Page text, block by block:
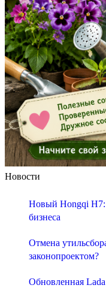
Новости
Новый Hongqi H7:
бизнеса
Отмена
законопроектом?
Обновленная